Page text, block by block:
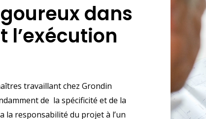
dans
l’exécution
travaillant chez Grondin
de la spécificité et de la
la responsabilité du projet à l’un